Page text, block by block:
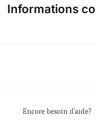
Informations
Encore besoin d'aide?